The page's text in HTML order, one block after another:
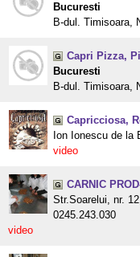
Bucuresti
B-dul. Timisoara,
Capri Pizza,
Bucuresti
B-dul. Timisoara,
Capricciosa,
Ion Ionescu de la
video
CARNIC
Str.Soarelui, nr.
0245.243.030
video